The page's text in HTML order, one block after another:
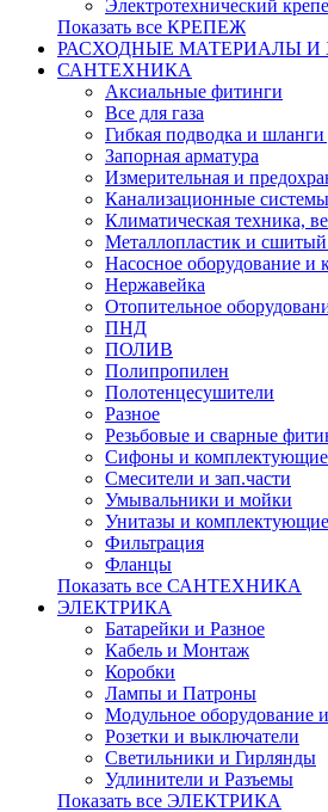
Электротехнический
Показать все КРЕПЕЖ
РАСХОДНЫЕ МАТЕРИАЛЫ
САНТЕХНИКА
Аксиальные фитинги
Все для газа
Гибкая подводка и
Запорная арматура
Измерительная и
Канализационные системы
Климатическая техника,
Металлопластик и
Насосное оборудование и
Нержавейка
Отопительное
ПНД
ПОЛИВ
Полипропилен
Полотенцесушители
Разное
Резьбовые и сварные
Сифоны и комплектующие
Смесители и зап.части
Умывальники и мойки
Унитазы и комплектующие
Фильтрация
Фланцы
Показать все САНТЕХНИКА
ЭЛЕКТРИКА
Батарейки и Разное
Кабель и Монтаж
Коробки
Лампы и Патроны
Модульное
Розетки и выключатели
Светильники и Гирлянды
Удлинители и Разъемы
Показать все ЭЛЕКТРИКА